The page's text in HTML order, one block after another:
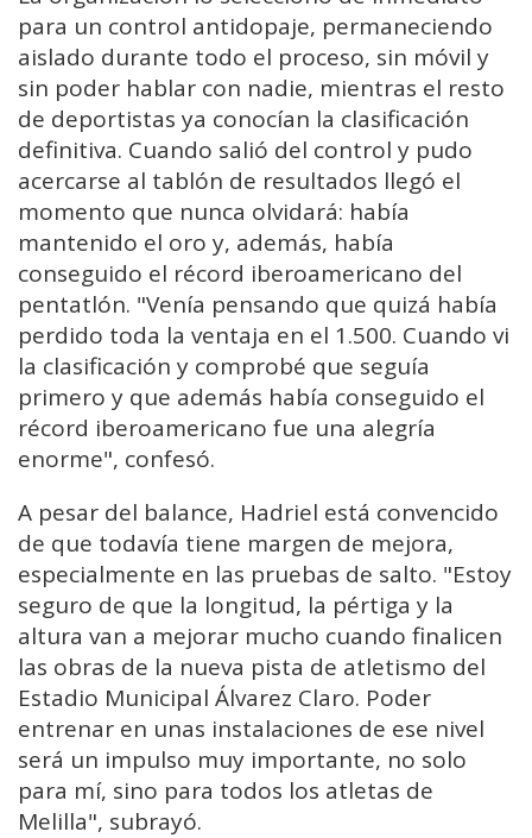
para un control antidopaje, permaneciendo
aislado durante todo el proceso, sin móvil y
sin poder hablar con nadie, mientras el resto
de deportistas ya conocían la clasificación
definitiva. Cuando salió del control y pudo
acercarse al tablón de resultados llegó el
momento que nunca olvidará: había
mantenido el oro y, además, había
conseguido el récord iberoamericano del
pentatlón. "Venía pensando que quizá había
perdido toda la ventaja en el 1.500. Cuando vi
la clasificación y comprobé que seguía
primero y que además había conseguido el
récord iberoamericano fue una alegría
enorme", confesó.
A pesar del balance, Hadriel está convencido
de que todavía tiene margen de mejora,
especialmente en las pruebas de salto. "Estoy
seguro de que la longitud, la pértiga y la
altura van a mejorar mucho cuando finalicen
las obras de la nueva pista de atletismo del
Estadio Municipal Álvarez Claro. Poder
entrenar en unas instalaciones de ese nivel
será un impulso muy importante, no solo
para mí, sino para todos los atletas de
Melilla", subrayó.